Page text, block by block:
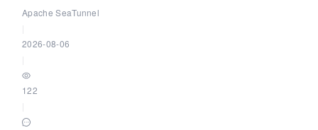
Apache SeaTunnel
2026-08-06
122